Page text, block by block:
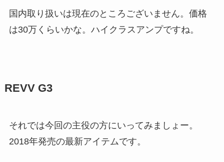
国内取り扱いは現在のところございません。価格
は30万くらいかな。ハイクラスアンプですね。
REVV G3
それでは今回の主役の方にいってみましょー。
2018年発売の最新アイテムです。